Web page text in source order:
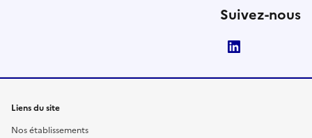
Suivez-nous
Liens du site
Nos établissements